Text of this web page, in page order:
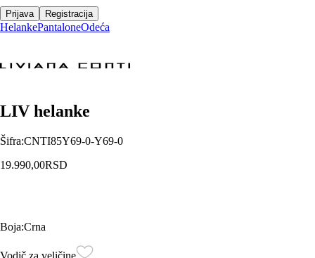
Prijava Registracija
HelankePantaloneOdeća
LIV helanke
Šifra:CNTI85Y69-0-Y69-0
19.990,00RSD
Boja:Crna
Vodič za veličine